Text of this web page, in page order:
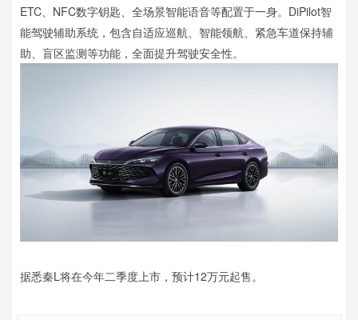
ETC、NFC数字钥匙、全场景智能语音等配置于一身。DiPilot智
能驾驶辅助系统，包含自适应巡航、智能领航、紧急车道保持辅
助、盲区监测等功能，全面提升驾驶安全性。
据悉秦L将在今年二季度上市，预计12万元起售。